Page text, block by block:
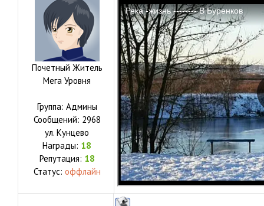
Почетный Житель
Мега Уровня
Группа: Админы
Сообщений: 2968
ул. Кунцево
Награды: 18
Репутация: 18
Статус: оффлайн